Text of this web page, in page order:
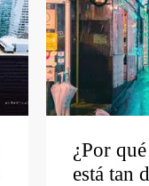
¿Por
está tan